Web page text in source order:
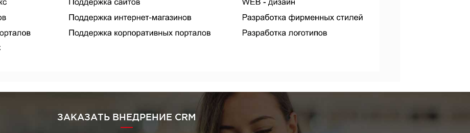
ЗАКАЗАТЬ ВНЕДРЕНИЕ CRM